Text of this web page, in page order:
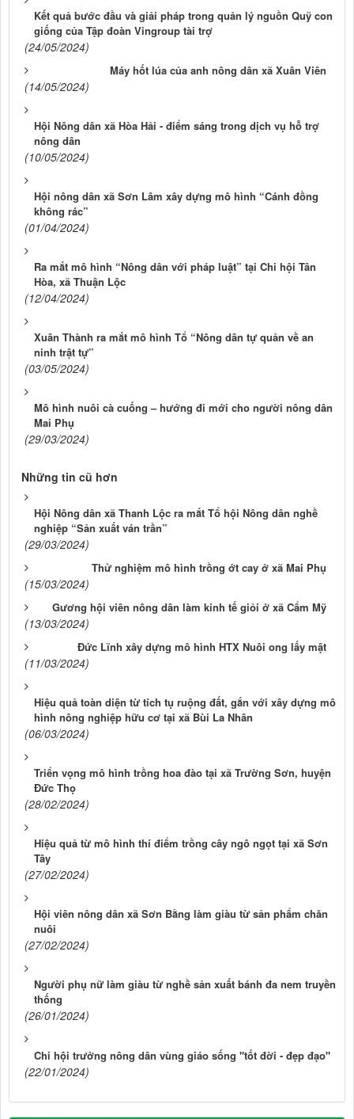
Kết quả bước đầu và giải pháp trong quản lý nguồn Quỹ con
giống của Tập đoàn Vingroup tài trợ
(24/05/2024)
Máy hốt lúa của anh nông dân xã Xuân Viên
(14/05/2024)
Hội Nông dân xã Hòa Hải - điểm sáng trong dịch vụ hỗ trợ
nông dân
(10/05/2024)
Hội nông dân xã Sơn Lâm xây dựng mô hình “Cánh đồng
không rác”
(01/04/2024)
Ra mắt mô hình “Nông dân với pháp luật” tại Chi hội Tân
Hòa, xã Thuận Lộc
(12/04/2024)
Xuân Thành ra mắt mô hình Tổ “Nông dân tự quản về an
ninh trật tự”
(03/05/2024)
Mô hình nuôi cà cuống – hướng đi mới cho người nông dân
Mai Phụ
(29/03/2024)
Những tin cũ hơn
Hội Nông dân xã Thanh Lộc ra mắt Tổ hội Nông dân nghề
nghiệp “Sản xuất ván trần”
(29/03/2024)
Thử nghiệm mô hình trồng ớt cay ở xã Mai Phụ
(15/03/2024)
Gương hội viên nông dân làm kinh tế giỏi ở xã Cẩm Mỹ
(13/03/2024)
Đức Lĩnh xây dựng mô hình HTX Nuôi ong lấy mật
(11/03/2024)
Hiệu quả toàn diện từ tích tụ ruộng đất, gắn với xây dựng mô
hình nông nghiệp hữu cơ tại xã Bùi La Nhân
(06/03/2024)
Triển vọng mô hình trồng hoa đào tại xã Trường Sơn, huyện
Đức Thọ
(28/02/2024)
Hiệu quả từ mô hình thí điểm trồng cây ngô ngọt tại xã Sơn
Tây
(27/02/2024)
Hội viên nông dân xã Sơn Bằng làm giàu từ sản phẩm chăn
nuôi
(27/02/2024)
Người phụ nữ làm giàu từ nghề sản xuất bánh đa nem truyền
thống
(26/01/2024)
Chi hội trưởng nông dân vùng giáo sống "tốt đời - đẹp đạo"
(22/01/2024)